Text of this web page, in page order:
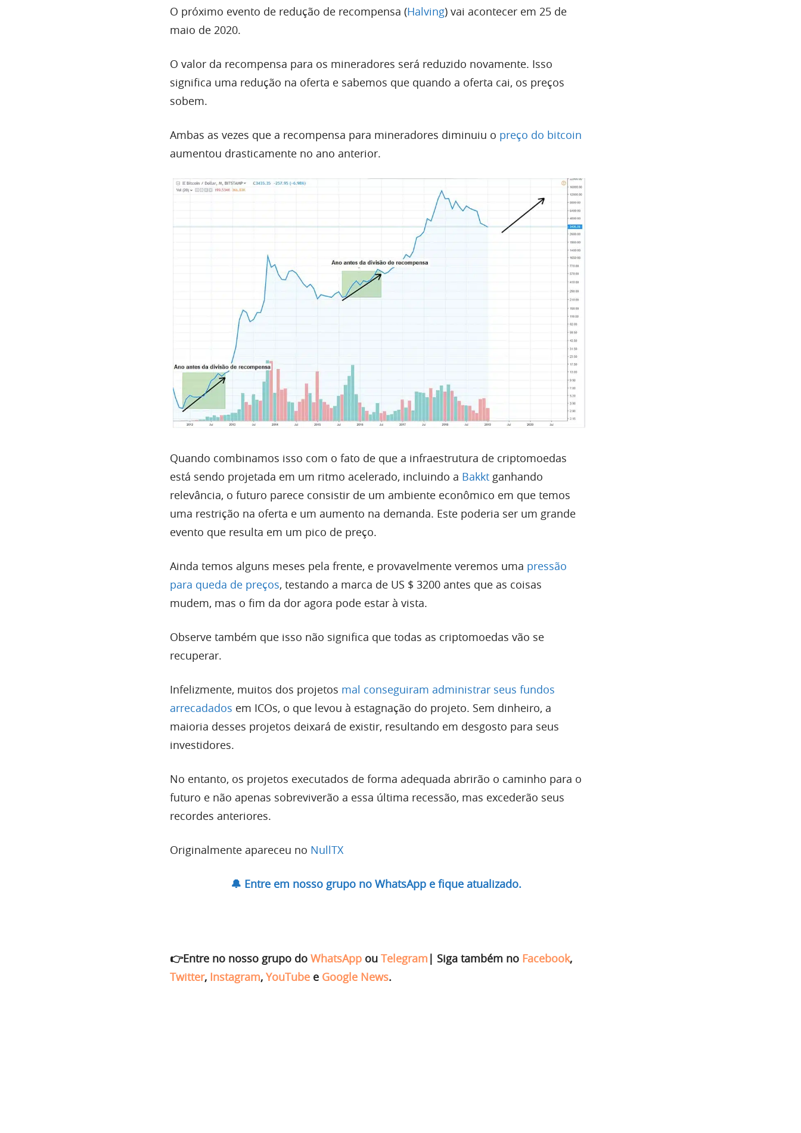
O próximo evento de redução de recompensa (Halving) vai acontecer em 25 de
maio de 2020.
O valor da recompensa para os mineradores será reduzido novamente. Isso
significa uma redução na oferta e sabemos que quando a oferta cai, os preços
sobem.
Ambas as vezes que a recompensa para mineradores diminuiu o preço do bitcoin
aumentou drasticamente no ano anterior.
Quando combinamos isso com o fato de que a infraestrutura de criptomoedas
está sendo projetada em um ritmo acelerado, incluindo a Bakkt ganhando
relevância, o futuro parece consistir de um ambiente econômico em que temos
uma restrição na oferta e um aumento na demanda. Este poderia ser um grande
evento que resulta em um pico de preço.
Ainda temos alguns meses pela frente, e provavelmente veremos uma pressão
para queda de preços, testando a marca de US $ 3200 antes que as coisas
mudem, mas o fim da dor agora pode estar à vista.
Observe também que isso não significa que todas as criptomoedas vão se
recuperar.
Infelizmente, muitos dos projetos mal conseguiram administrar seus fundos
arrecadados em ICOs, o que levou à estagnação do projeto. Sem dinheiro, a
maioria desses projetos deixará de existir, resultando em desgosto para seus
investidores.
No entanto, os projetos executados de forma adequada abrirão o caminho para o
futuro e não apenas sobreviverão a essa última recessão, mas excederão seus
recordes anteriores.
Originalmente apareceu no NullTX
🔔 Entre em nosso grupo no WhatsApp e fique atualizado.
👉Entre no nosso grupo do WhatsApp ou Telegram | Siga também no Facebook,
Twitter, Instagram, YouTube e Google News.